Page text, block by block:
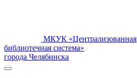
МКУК «Централизованная
библиотечная система»
города Челябинска